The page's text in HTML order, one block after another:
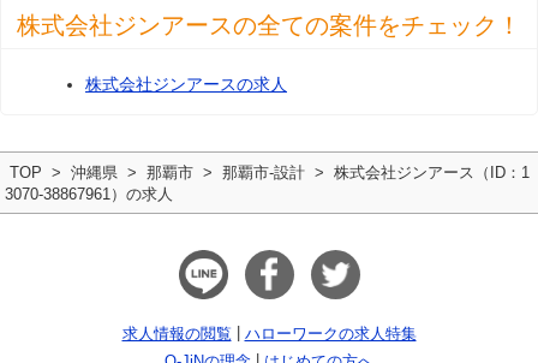
株式会社ジンアースの全ての案件をチェック！
株式会社ジンアースの求人
TOP 沖縄県 那覇市 那覇市-設計
株式会社ジンアース（ID：1
3070-38867961）の求人
求人情報の閲覧
ハローワークの求人特集